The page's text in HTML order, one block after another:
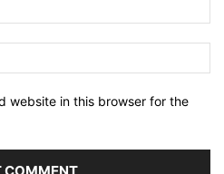
website in this browser for the